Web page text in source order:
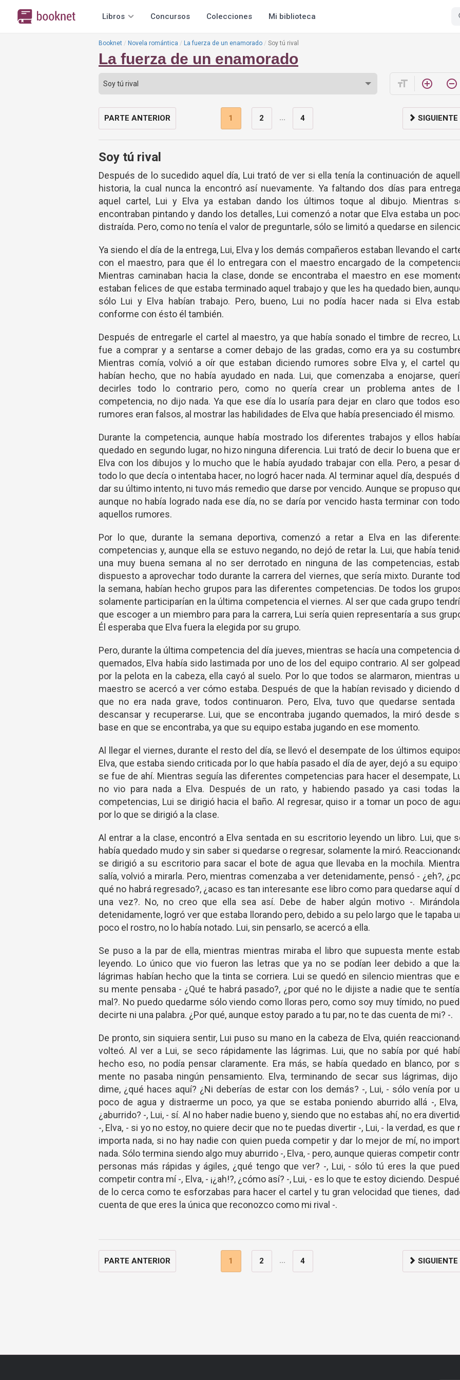
Libros Concursos Colecciones Mi biblioteca
Booknet Novela romántica La fuerza de un enamorado Soy tú rival
La fuerza de un enamorado
format_size add_circle_outline remove_circle_outline
PARTE ANTERIOR 1 2 ... 4 SIGUIENTE
Soy tú rival
Después de lo sucedido aquel día, Lui trató de ver si ella tenía la continuación de
historia, la cual nunca la encontró así nuevamente. Ya faltando dos días para
aquel cartel, Lui y Elva ya estaban dando los últimos toque al dibujo. Mientras
encontraban pintando y dando los detalles, Lui comenzó a notar que Elva estaba un
distraída. Pero, como no tenía el valor de preguntarle, sólo se limitó a quedarse en
Ya siendo el día de la entrega, Lui, Elva y los demás compañeros estaban llevando el
con el maestro, para que él lo entregara con el maestro encargado de la
Mientras caminaban hacia la clase, donde se encontraba el maestro en ese
estaban felices de que estaba terminado aquel trabajo y que les ha quedado bien,
sólo Lui y Elva habían trabajo. Pero, bueno, Lui no podía hacer nada si Elva
conforme con ésto él también.
Después de entregarle el cartel al maestro, ya que había sonado el timbre de recreo,
fue a comprar y a sentarse a comer debajo de las gradas, como era ya su
Mientras comía, volvió a oír que estaban diciendo rumores sobre Elva y, el cartel
habían hecho, que no había ayudado en nada. Lui, que comenzaba a enojarse,
decirles todo lo contrario pero, como no quería crear un problema antes de
competencia, no dijo nada. Ya que ese día lo usaría para dejar en claro que todos
rumores eran falsos, al mostrar las habilidades de Elva que había presenciado él mismo.
Durante la competencia, aunque había mostrado los diferentes trabajos y ellos
quedado en segundo lugar, no hizo ninguna diferencia. Lui trató de decir lo buena que
Elva con los dibujos y lo mucho que le había ayudado trabajar con ella. Pero, a pesar
todo lo que decía o intentaba hacer, no logró hacer nada. Al terminar aquel día, después
dar su último intento, ni tuvo más remedio que darse por vencido. Aunque se propuso
aunque no había logrado nada ese día, no se daría por vencido hasta terminar con
aquellos rumores.
Por lo que, durante la semana deportiva, comenzó a retar a Elva en las
competencias y, aunque ella se estuvo negando, no dejó de retar la. Lui, que había
una muy buena semana al no ser derrotado en ninguna de las competencias,
dispuesto a aprovechar todo durante la carrera del viernes, que sería mixto. Durante
la semana, habían hecho grupos para las diferentes competencias. De todos los
solamente participarían en la última competencia el viernes. Al ser que cada grupo
que escoger a un miembro para para la carrera, Lui sería quien representaría a sus
Él esperaba que Elva fuera la elegida por su grupo.
Pero, durante la última competencia del día jueves, mientras se hacía una competencia
quemados, Elva había sido lastimada por uno de los del equipo contrario. Al ser
por la pelota en la cabeza, ella cayó al suelo. Por lo que todos se alarmaron, mientras
maestro se acercó a ver cómo estaba. Después de que la habían revisado y diciendo
que no era nada grave, todos continuaron. Pero, Elva, tuvo que quedarse sentada
descansar y recuperarse. Lui, que se encontraba jugando quemados, la miró desde
base en que se encontraba, ya que su equipo estaba jugando en ese momento.
Al llegar el viernes, durante el resto del día, se llevó el desempate de los últimos
Elva, que estaba siendo criticada por lo que había pasado el día de ayer, dejó a su equipo
se fue de ahí. Mientras seguía las diferentes competencias para hacer el desempate,
no vio para nada a Elva. Después de un rato, y habiendo pasado ya casi todas
competencias, Lui se dirigió hacia el baño. Al regresar, quiso ir a tomar un poco de
por lo que se dirigió a la clase.
Al entrar a la clase, encontró a Elva sentada en su escritorio leyendo un libro. Lui, que
había quedado mudo y sin saber si quedarse o regresar, solamente la miró.
se dirigió a su escritorio para sacar el bote de agua que llevaba en la mochila.
salía, volvió a mirarla. Pero, mientras comenzaba a ver detenidamente, pensó - ¿eh?,
qué no habrá regresado?, ¿acaso es tan interesante ese libro como para quedarse aquí
una vez?. No, no creo que ella sea así. Debe de haber algún motivo -.
detenidamente, logró ver que estaba llorando pero, debido a su pelo largo que le tapaba
poco el rostro, no lo había notado. Lui, sin pensarlo, se acercó a ella.
Se puso a la par de ella, mientras mientras miraba el libro que supuesta mente
leyendo. Lo único que vio fueron las letras que ya no se podían leer debido a que
lágrimas habían hecho que la tinta se corriera. Lui se quedó en silencio mientras que
su mente pensaba - ¿Qué te habrá pasado?, ¿por qué no le dijiste a nadie que te
mal?. No puedo quedarme sólo viendo como lloras pero, como soy muy tímido, no
decirte ni una palabra. ¿Por qué, aunque estoy parado a tu par, no te das cuenta de mi? -.
De pronto, sin siquiera sentir, Lui puso su mano en la cabeza de Elva, quién
volteó. Al ver a Lui, se seco rápidamente las lágrimas. Lui, que no sabía por qué
hecho eso, no podía pensar claramente. Era más, se había quedado en blanco, por
mente no pasaba ningún pensamiento. Elva, terminando de secar sus lágrimas, dijo
dime, ¿qué haces aquí? ¿Ni deberías de estar con los demás? -, Lui, - sólo venía por
poco de agua y distraerme un poco, ya que se estaba poniendo aburrido allá -,
¿aburrido? -, Lui, - sí. Al no haber nadie bueno y, siendo que no estabas ahí, no era
-, Elva, - si yo no estoy, no quiere decir que no te puedas divertir -, Lui, - la verdad, es que
importa nada, si no hay nadie con quien pueda competir y dar lo mejor de mí, no
nada. Sólo termina siendo algo muy aburrido -, Elva, - pero, aunque quieras competir
personas más rápidas y ágiles, ¿qué tengo que ver? -, Lui, - sólo tú eres la que
competir contra mí -, Elva, - ¡¿ah!?, ¿cómo así? -, Lui, - es lo que te estoy diciendo.
de lo cerca como te esforzabas para hacer el cartel y tu gran velocidad que tienes,
cuenta de que eres la única que reconozco como mi rival -.
PARTE ANTERIOR 1 2 ... 4 SIGUIENTE